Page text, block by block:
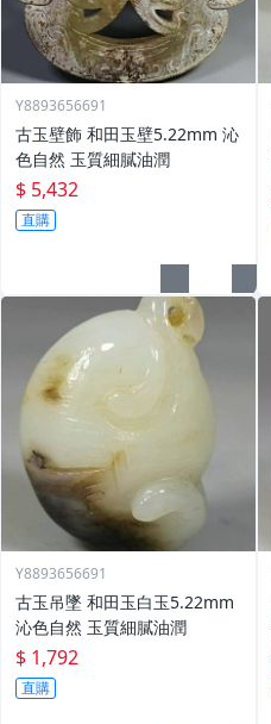
Y8893656691
古玉壁飾 和田玉壁5.22mm 沁
色自然 玉質細膩油潤
$ 5,432
直購
Y8893656691
古玉吊墜 和田玉白玉5.22mm
沁色自然 玉質細膩油潤
$ 1,792
直購